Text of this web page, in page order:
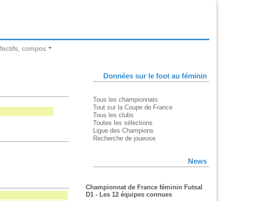
compos
Données sur le foot au féminin
Tous les championnats
Tout sur la Coupe de France
Tous les clubs
Toutes les sélections
Ligue des Champions
Recherche de joueuse
News
Championnat de France féminin Futsal
D1 - Les 12 équipes connues